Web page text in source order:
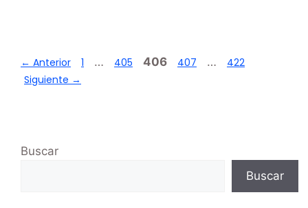
← Anterior 1 … 405 406 407 …
422
Siguiente →
Buscar
Buscar